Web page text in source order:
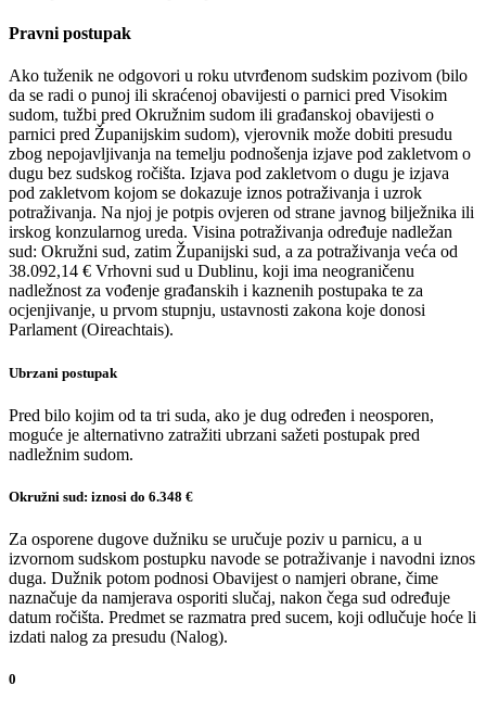
Pravni postupak
Ako tuženik ne odgovori u roku utvrđenom sudskim pozivom (bilo
da se radi o punoj ili skraćenoj obavijesti o parnici pred Visokim
sudom, tužbi pred Okružnim sudom ili građanskoj obavijesti o
parnici pred Županijskim sudom), vjerovnik može dobiti presudu
zbog nepojavljivanja na temelju podnošenja izjave pod zakletvom o
dugu bez sudskog ročišta. Izjava pod zakletvom o dugu je izjava
pod zakletvom kojom se dokazuje iznos potraživanja i uzrok
potraživanja. Na njoj je potpis ovjeren od strane javnog bilježnika ili
irskog konzularnog ureda. Visina potraživanja određuje nadležan
sud: Okružni sud, zatim Županijski sud, a za potraživanja veća od
38.092,14 € Vrhovni sud u Dublinu, koji ima neograničenu
nadležnost za vođenje građanskih i kaznenih postupaka te za
ocjenjivanje, u prvom stupnju, ustavnosti zakona koje donosi
Parlament (Oireachtais).
Ubrzani postupak
Pred bilo kojim od ta tri suda, ako je dug određen i neosporen,
moguće je alternativno zatražiti ubrzani sažeti postupak pred
nadležnim sudom.
Okružni sud: iznosi do 6.348 €
Za osporene dugove dužniku se uručuje poziv u parnicu, a u
izvornom sudskom postupku navode se potraživanje i navodni iznos
duga. Dužnik potom podnosi Obavijest o namjeri obrane, čime
naznačuje da namjerava osporiti slučaj, nakon čega sud određuje
datum ročišta. Predmet se razmatra pred sucem, koji odlučuje hoće li
izdati nalog za presudu (Nalog).
0